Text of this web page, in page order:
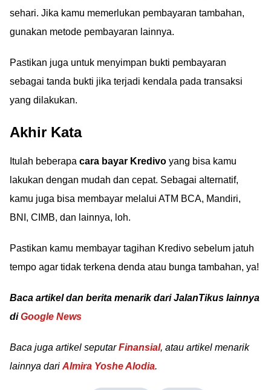
sehari. Jika kamu memerlukan pembayaran tambahan,
gunakan metode pembayaran lainnya.
Pastikan juga untuk menyimpan bukti pembayaran
sebagai tanda bukti jika terjadi kendala pada transaksi
yang dilakukan.
Akhir Kata
Itulah beberapa cara bayar Kredivo yang bisa kamu
lakukan dengan mudah dan cepat. Sebagai alternatif,
kamu juga bisa membayar melalui ATM BCA, Mandiri,
BNI, CIMB, dan lainnya, loh.
Pastikan kamu membayar tagihan Kredivo sebelum jatuh
tempo agar tidak terkena denda atau bunga tambahan, ya!
Baca artikel dan berita menarik dari JalanTikus lainnya
diGoogle News
Baca juga artikel seputarFinansial, atau artikel menarik
lainnya dari Almira Yoshe Alodia.